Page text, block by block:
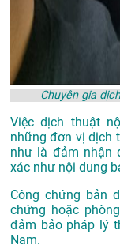
Chuyên gia
Việc dịch thuật
những đơn vị dịch
như là đảm nhận
xác như nội dung
Công chứng bản
chứng hoặc
đảm bảo pháp lý
Nam.